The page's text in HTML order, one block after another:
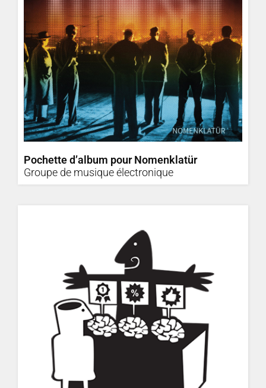
Pochette d’album pour Nomenklatür
Groupe de musique électronique